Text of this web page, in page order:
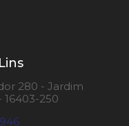
280 - Jardim
16403-250